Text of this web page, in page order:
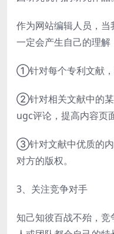
作为网站编辑人员，当
一定会产生自己的理解
①针对每个专利文献，
②针对相关文献中的某
ugc评论，提高内容页
③针对文献中优质的内
对方的版权。
3、关注竞争对手
知己知彼百战不殆，